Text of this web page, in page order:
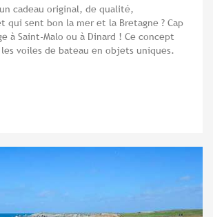
cadeau original, de qualité,
qui sent bon la mer et la Bretagne ? Cap
à Saint-Malo ou à Dinard ! Ce concept
voiles de bateau en objets uniques.